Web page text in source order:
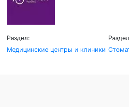
Раздел:
Медицинские центры и клиники